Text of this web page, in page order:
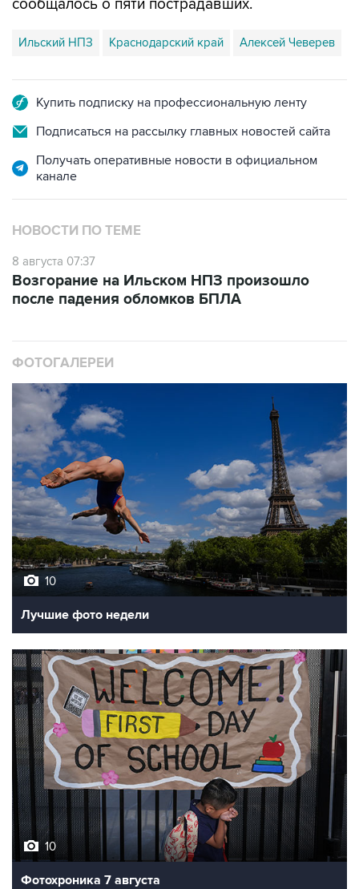
сообщалось о пяти пострадавших.
Ильский НПЗ Краснодарский край Алексей Чеверев
Купить подписку на профессиональную ленту
Подписаться на рассылку главных новостей сайта
Получать оперативные новости в официальном
канале
НОВОСТИ ПО ТЕМЕ
8 августа 07:37
Возгорание на Ильском НПЗ произошло
после падения обломков БПЛА
ФОТОГАЛЕРЕИ
10
Лучшие фото недели
10
Фотохроника 7 августа